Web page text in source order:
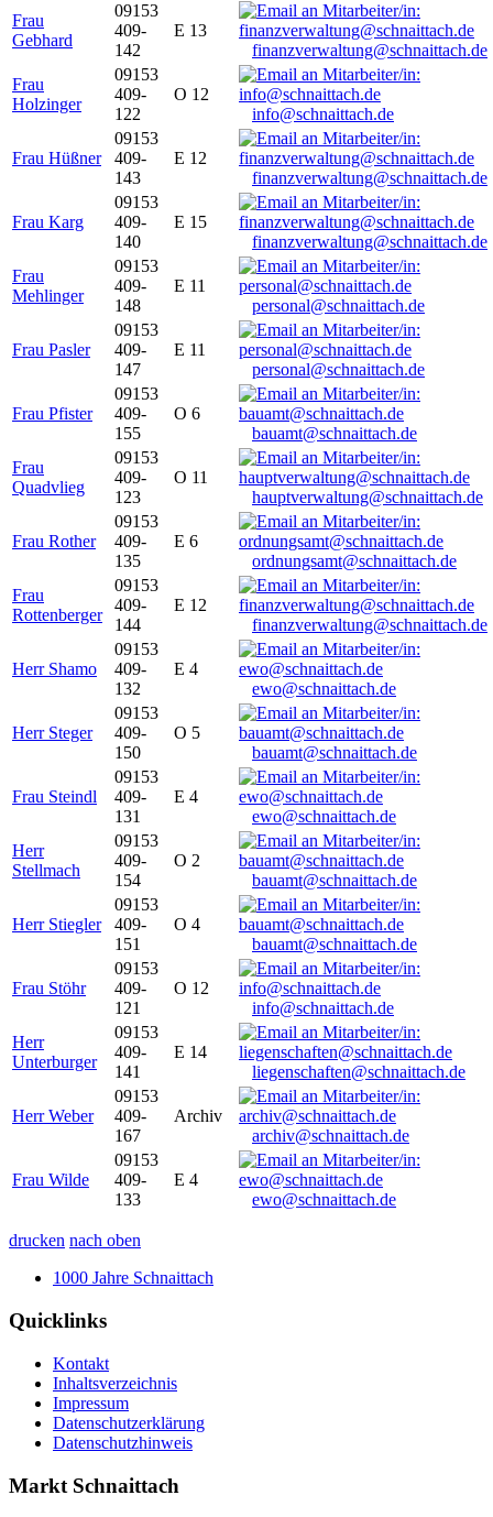
Frau
Gebhard
09153
409-
142
E 13
finanzverwaltung@schnaittach.de
Frau
Holzinger
09153
409-
122
O 12
info@schnaittach.de
Frau Hüßner
09153
409-
143
E 12
finanzverwaltung@schnaittach.de
Frau Karg
09153
409-
140
E 15
finanzverwaltung@schnaittach.de
Frau
Mehlinger
09153
409-
148
E 11
personal@schnaittach.de
Frau Pasler
09153
409-
147
E 11
personal@schnaittach.de
Frau Pfister
09153
409-
155
O 6
bauamt@schnaittach.de
Frau
Quadvlieg
09153
409-
123
O 11
hauptverwaltung@schnaittach.de
Frau Rother
09153
409-
135
E 6
ordnungsamt@schnaittach.de
Frau
Rottenberger
09153
409-
144
E 12
finanzverwaltung@schnaittach.de
Herr Shamo
09153
409-
132
E 4
ewo@schnaittach.de
Herr Steger
09153
409-
150
O 5
bauamt@schnaittach.de
Frau Steindl
09153
409-
131
E 4
ewo@schnaittach.de
Herr
Stellmach
09153
409-
154
O 2
bauamt@schnaittach.de
Herr Stiegler
09153
409-
151
O 4
bauamt@schnaittach.de
Frau Stöhr
09153
409-
121
O 12
info@schnaittach.de
Herr
Unterburger
09153
409-
141
E 14
liegenschaften@schnaittach.de
Herr Weber
09153
409-
167
Archiv
archiv@schnaittach.de
Frau Wilde
09153
409-
133
E 4
ewo@schnaittach.de
drucken nach oben
1000 Jahre Schnaittach
Quicklinks
Kontakt
Inhaltsverzeichnis
Impressum
Datenschutzerklärung
Datenschutzhinweis
Markt Schnaittach